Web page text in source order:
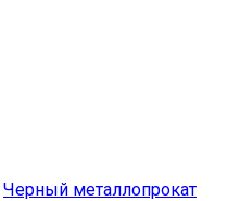
Черный металлопрокат